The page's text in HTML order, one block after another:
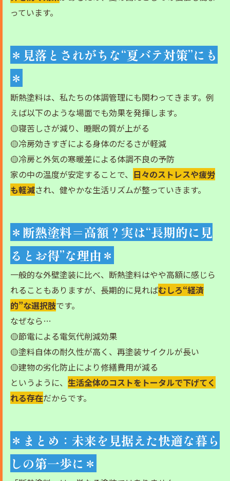
っています。
＊見落とされがちな“夏バテ対策”にも
＊
断熱塗料は、私たちの体調管理にも関わってきます。例
えば以下のような場面でも効果を発揮します。
🟡寝苦しさが減り、睡眠の質が上がる
🟡冷房効きすぎによる身体のだるさが軽減
🟡冷房と外気の寒暖差による体調不良の予防
家の中の温度が安定することで、 日々のストレスや疲労
も軽減され、健やかな生活リズムが整っていきます。
＊断熱塗料＝高額？実は“長期的に見
るとお得”な理由＊
一般的な外壁塗装に比べ、断熱塗料はやや高額に感じら
れることもありますが、長期的に見ればむしろ“経済
的”な選択肢です。
なぜなら…
🟡節電による電気代削減効果
🟡塗料自体の耐久性が高く、再塗装サイクルが長い
🟡建物の劣化防止により修繕費用が減る
というように、 生活全体のコストをトータルで下げてく
れる存在だからです。
＊まとめ：未来を見据えた快適な暮ら
しの第一歩に＊